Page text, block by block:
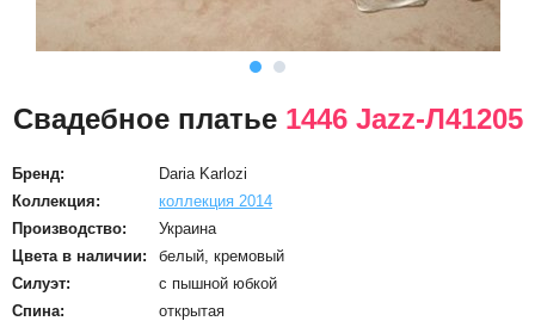
Свадебное платье 1446 Jazz-Л41205
Бренд:
Daria Karlozi
Коллекция:
коллекция 2014
Производство:
Украина
Цвета в наличии:
белый, кремовый
Силуэт:
с пышной юбкой
Спина:
открытая